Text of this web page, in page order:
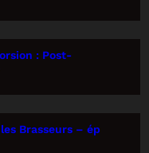
: Post-
Brasseurs – ép